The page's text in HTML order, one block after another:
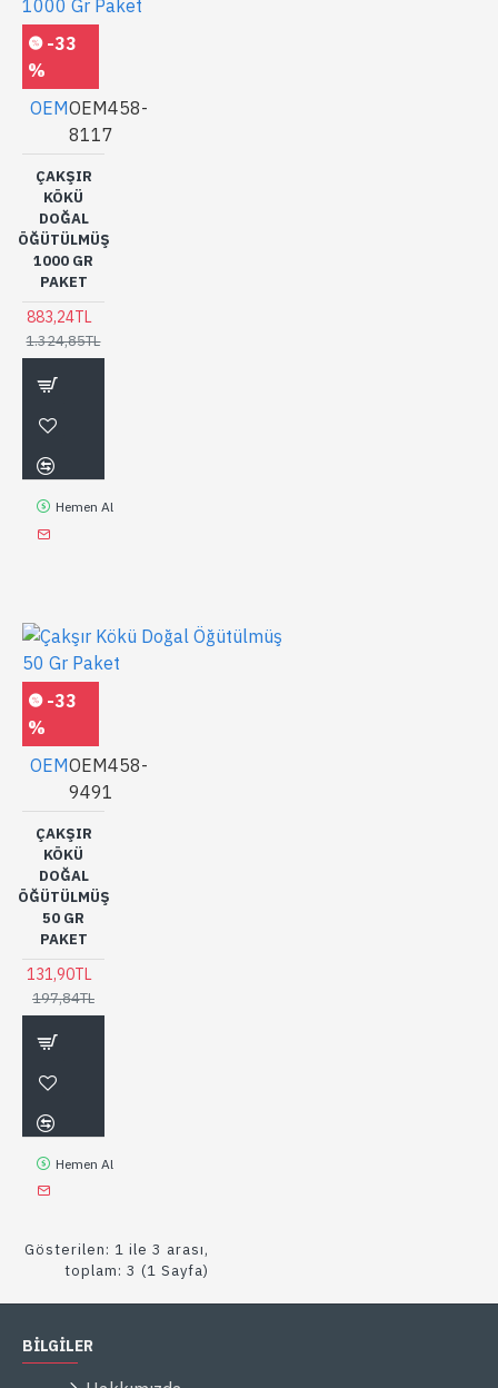
-33
%
OEMOEM458-
8117
ÇAKŞIR
KÖKÜ
DOĞAL
ÖĞÜTÜLMÜŞ
1000 GR
PAKET
883,24TL
1.324,85TL
Hemen Al
-33
%
OEMOEM458-
9491
ÇAKŞIR
KÖKÜ
DOĞAL
ÖĞÜTÜLMÜŞ
50 GR
PAKET
131,90TL
197,84TL
Hemen Al
Gösterilen: 1 ile 3 arası,
toplam: 3 (1 Sayfa)
BİLGİLER